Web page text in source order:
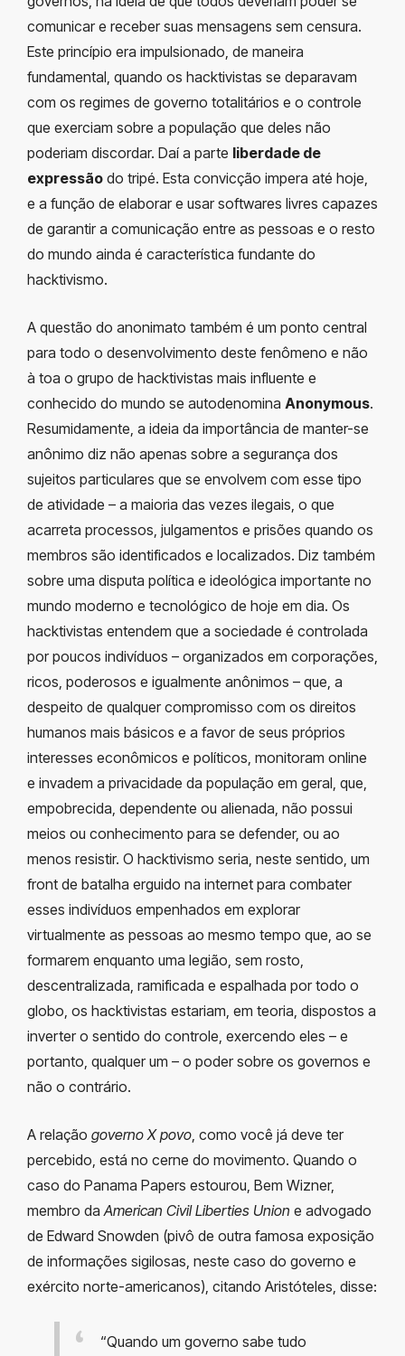
comunicar e receber suas mensagens sem censura.
Este princípio era impulsionado, de maneira
fundamental, quando os hacktivistas se deparavam
com os regimes de governo totalitários e o controle
que exerciam sobre a população que deles não
poderiam discordar. Daí a parte liberdade de
expressão do tripé. Esta convicção impera até hoje,
e a função de elaborar e usar softwares livres capazes
de garantir a comunicação entre as pessoas e o resto
do mundo ainda é característica fundante do
hacktivismo.
A questão do anonimato também é um ponto central
para todo o desenvolvimento deste fenômeno e não
à toa o grupo de hacktivistas mais influente e
conhecido do mundo se autodenomina Anonymous.
Resumidamente, a ideia da importância de manter-se
anônimo diz não apenas sobre a segurança dos
sujeitos particulares que se envolvem com esse tipo
de atividade – a maioria das vezes ilegais, o que
acarreta processos, julgamentos e prisões quando os
membros são identificados e localizados. Diz também
sobre uma disputa política e ideológica importante no
mundo moderno e tecnológico de hoje em dia. Os
hacktivistas entendem que a sociedade é controlada
por poucos indivíduos – organizados em corporações,
ricos, poderosos e igualmente anônimos – que, a
despeito de qualquer compromisso com os direitos
humanos mais básicos e a favor de seus próprios
interesses econômicos e políticos, monitoram online
e invadem a privacidade da população em geral, que,
empobrecida, dependente ou alienada, não possui
meios ou conhecimento para se defender, ou ao
menos resistir. O hacktivismo seria, neste sentido, um
front de batalha erguido na internet para combater
esses indivíduos empenhados em explorar
virtualmente as pessoas ao mesmo tempo que, ao se
formarem enquanto uma legião, sem rosto,
descentralizada, ramificada e espalhada por todo o
globo, os hacktivistas estariam, em teoria, dispostos a
inverter o sentido do controle, exercendo eles – e
portanto, qualquer um – o poder sobre os governos e
não o contrário.
A relação governo X povo , como você já deve ter
percebido, está no cerne do movimento. Quando o
caso do Panama Papers estourou, Bem Wizner,
membro da American Civil Liberties Union e advogado
de Edward Snowden (pivô de outra famosa exposição
de informações sigilosas, neste caso do governo e
exército norte-americanos), citando Aristóteles, disse:
“Quando um governo sabe tudo